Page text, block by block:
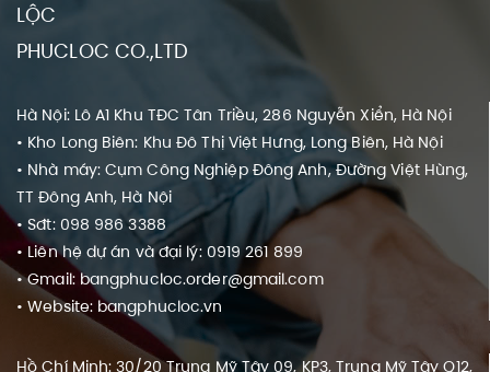
LỘC
PHUCLOC CO.,LTD
Hà Nội: Lô A1 Khu TĐC Tân Triều, 286 Nguyễn Xiển, Hà Nội
• Kho Long Biên: Khu Đô Thị Việt Hưng, Long Biên, Hà Nội
• Nhà máy: Cụm Công Nghiệp Đông Anh, Đường Việt Hùng,
TT Đông Anh, Hà Nội
• Sđt: 098 986 3388
• Liên hệ dự án và đại lý: 0919 261 899
• Gmail: bangphucloc.order@gmail.com
• Website: bangphucloc.vn
Hồ Chí Minh: 30/20 Trung Mỹ Tây 09, KP3, Trung Mỹ Tây Q12,